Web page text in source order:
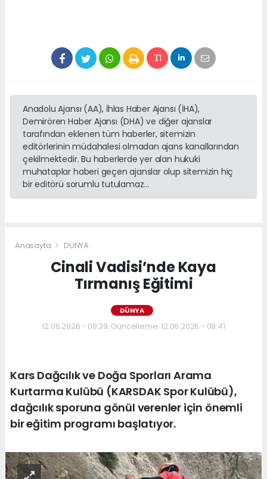
Anadolu Ajansı (AA), İhlas Haber Ajansı (İHA),
Demirören Haber Ajansı (DHA) ve diğer ajanslar
tarafından eklenen tüm haberler, sitemizin
editörlerinin müdahalesi olmadan ajans kanallarından
çekilmektedir. Bu haberlerde yer alan hukuki
muhataplar haberi geçen ajanslar olup sitemizin hiç
bir editörü sorumlu tutulamaz...
Anasayfa DÜNYA
Cinali Vadisi’nde Kaya
Tırmanış Eğitimi
DÜNYA
12.06.2026 - 09:39, Güncelleme: 12.06.2026 - 09:41
Kars Dağcılık ve Doğa Sporları Arama
Kurtarma Kulübü (KARSDAK Spor Kulübü),
dağcılık sporuna gönül verenler için önemli
bir eğitim programı başlatıyor.